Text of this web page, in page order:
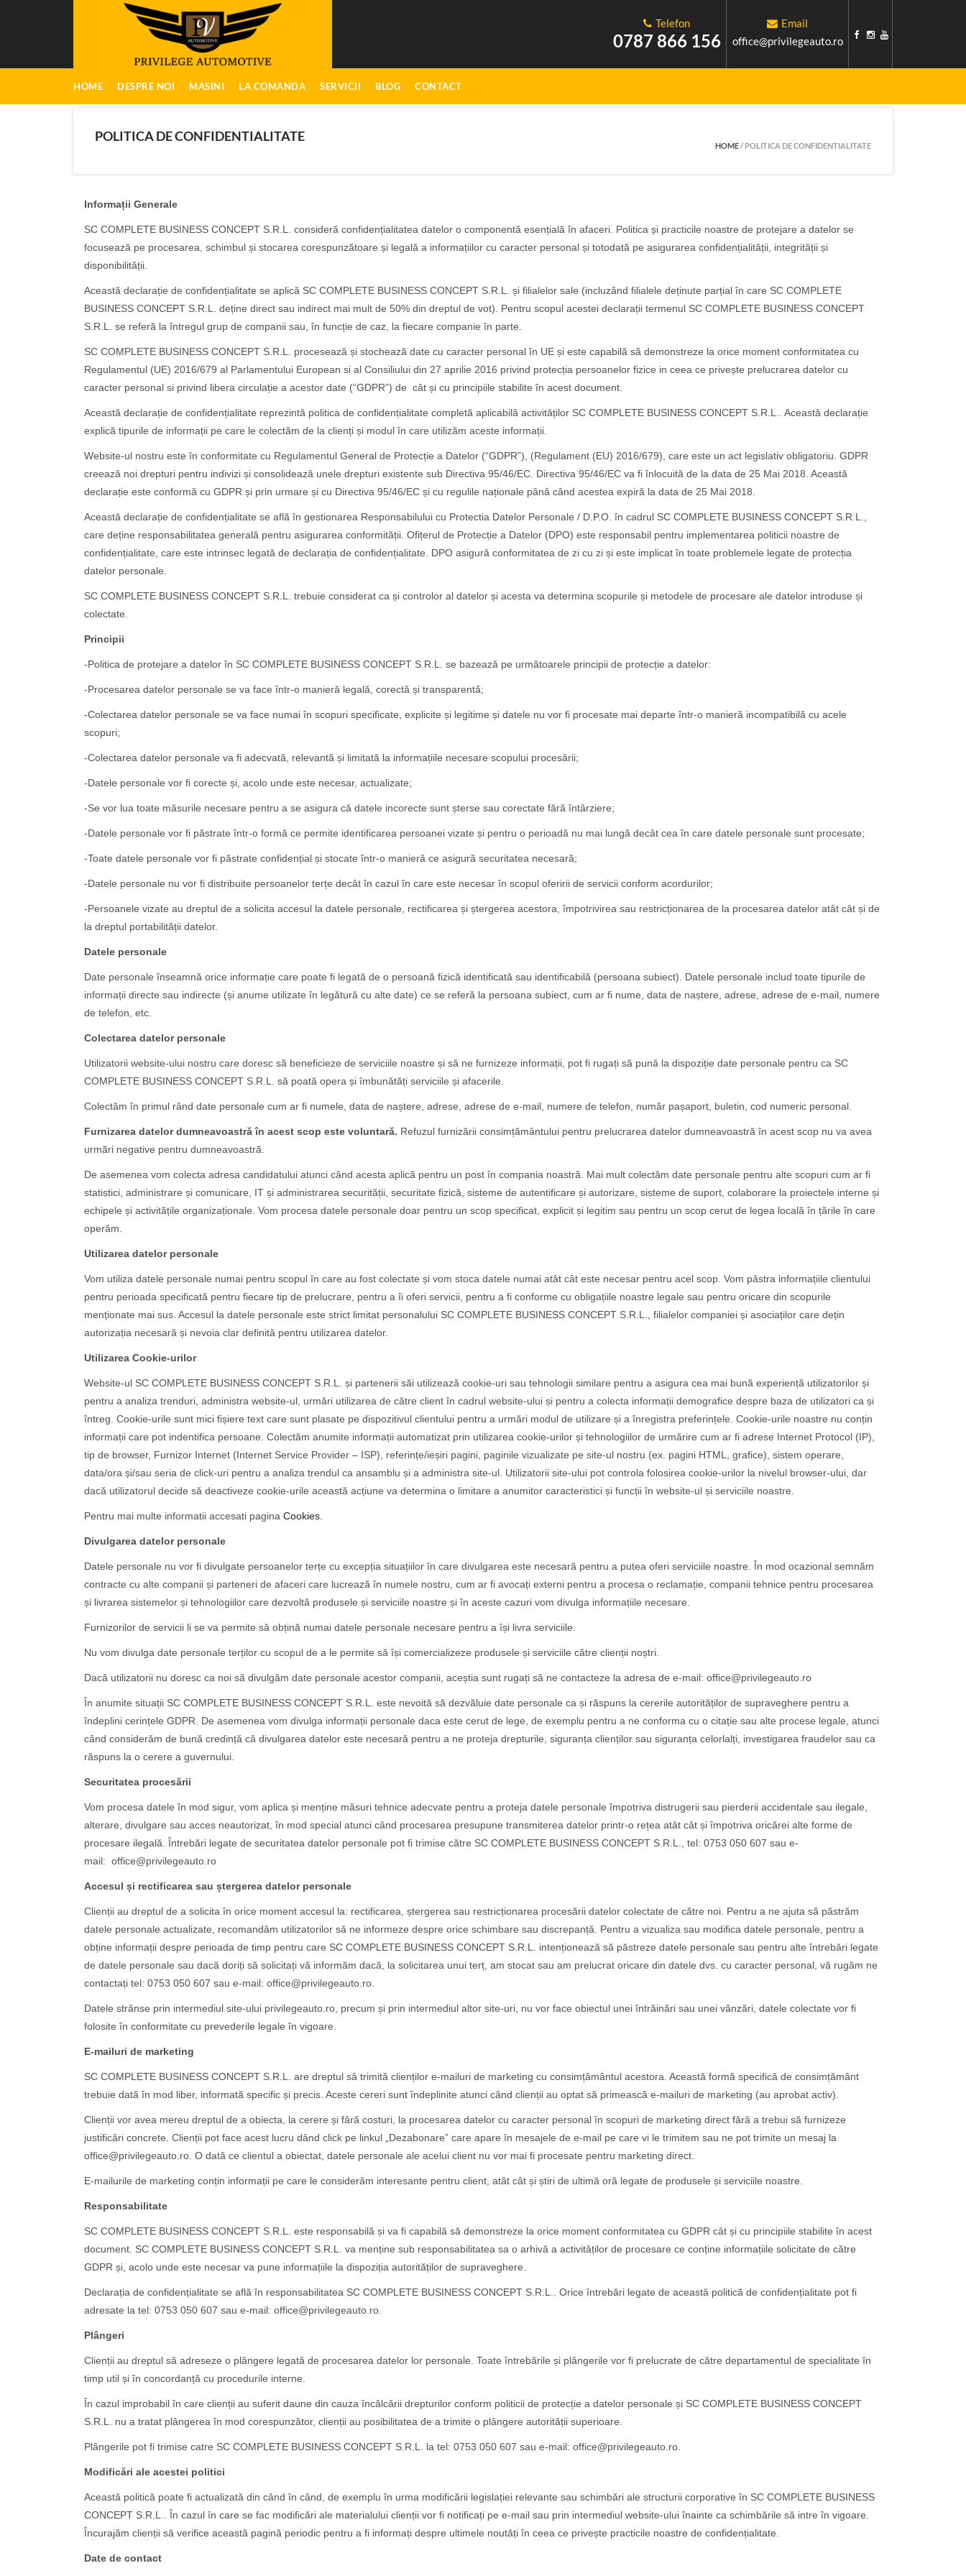
Email
office@privilegeauto.ro
Telefon
0787 866 156
HOME DESPRE NOI MASINI LA COMANDA SERVICII BLOG CONTACT
POLITICA DE CONFIDENTIALITATE
HOME/ POLITICA DE CONFIDENTIALITATE
Informații Generale
SC COMPLETE BUSINESS CONCEPT S.R.L. consideră confidențialitatea datelor o componentă esențială în afaceri. Politica și practicile noastre de protejare a datelor se
focusează pe procesarea, schimbul și stocarea corespunzătoare și legală a informațiilor cu caracter personal și totodată pe asigurarea confidențialității, integrității și
disponibilității.
Această declarație de confidențialitate se aplică SC COMPLETE BUSINESS CONCEPT S.R.L. și filialelor sale (incluzând filialele deținute parțial în care SC COMPLETE
BUSINESS CONCEPT S.R.L. deține direct sau indirect mai mult de 50% din dreptul de vot). Pentru scopul acestei declarații termenul SC COMPLETE BUSINESS CONCEPT
S.R.L. se referă la întregul grup de companii sau, în funcție de caz, la fiecare companie în parte.
SC COMPLETE BUSINESS CONCEPT S.R.L. procesează și stochează date cu caracter personal în UE și este capabilă să demonstreze la orice moment conformitatea cu
Regulamentul (UE) 2016/679 al Parlamentului European si al Consiliului din 27 aprilie 2016 privind protecția persoanelor fizice in ceea ce privește prelucrarea datelor cu
caracter personal si privind libera circulație a acestor date (“GDPR”) de cât și cu principiile stabilite în acest document.
Această declarație de confidențialitate reprezintă politica de confidențialitate completă aplicabilă activităților SC COMPLETE BUSINESS CONCEPT S.R.L.. Această declarație
explică tipurile de informații pe care le colectăm de la clienți și modul în care utilizăm aceste informații.
Website-ul nostru este în conformitate cu Regulamentul General de Protecție a Datelor (“GDPR”), (Regulament (EU) 2016/679), care este un act legislativ obligatoriu. GDPR
creează noi drepturi pentru indivizi și consolidează unele drepturi existente sub Directiva 95/46/EC. Directiva 95/46/EC va fi înlocuită de la data de 25 Mai 2018. Această
declarație este conformă cu GDPR și prin urmare și cu Directiva 95/46/EC și cu regulile naționale până când acestea expiră la data de 25 Mai 2018.
Această declarație de confidențialitate se află în gestionarea Responsabilului cu Protectia Datelor Personale / D.P.O. în cadrul SC COMPLETE BUSINESS CONCEPT S.R.L.,
care deține responsabilitatea generală pentru asigurarea conformității. Ofițerul de Protecție a Datelor (DPO) este responsabil pentru implementarea politicii noastre de
confidențialitate, care este intrinsec legată de declarația de confidențialitate. DPO asigură conformitatea de zi cu zi și este implicat în toate problemele legate de protecția
datelor personale.
SC COMPLETE BUSINESS CONCEPT S.R.L. trebuie considerat ca și controlor al datelor și acesta va determina scopurile și metodele de procesare ale datelor introduse și
colectate.
Principii
-Politica de protejare a datelor în SC COMPLETE BUSINESS CONCEPT S.R.L. se bazează pe următoarele principii de protecție a datelor:
-Procesarea datelor personale se va face într-o manieră legală, corectă și transparentă;
-Colectarea datelor personale se va face numai în scopuri specificate, explicite și legitime și datele nu vor fi procesate mai departe într-o manieră incompatibilă cu acele
scopuri;
-Colectarea datelor personale va fi adecvată, relevantă și limitată la informațiile necesare scopului procesării;
-Datele personale vor fi corecte și, acolo unde este necesar, actualizate;
-Se vor lua toate măsurile necesare pentru a se asigura că datele incorecte sunt șterse sau corectate fără întârziere;
-Datele personale vor fi păstrate într-o formă ce permite identificarea persoanei vizate și pentru o perioadă nu mai lungă decât cea în care datele personale sunt procesate;
-Toate datele personale vor fi păstrate confidențial și stocate într-o manieră ce asigură securitatea necesară;
-Datele personale nu vor fi distribuite persoanelor terțe decât în cazul în care este necesar în scopul oferirii de servicii conform acordurilor;
-Persoanele vizate au dreptul de a solicita accesul la datele personale, rectificarea și ștergerea acestora, împotrivirea sau restricționarea de la procesarea datelor atât cât și de
la dreptul portabilității datelor.
Datele personale
Date personale înseamnă orice informație care poate fi legată de o persoană fizică identificată sau identificabilă (persoana subiect). Datele personale includ toate tipurile de
informații directe sau indirecte (și anume utilizate în legătură cu alte date) ce se referă la persoana subiect, cum ar fi nume, data de naștere, adrese, adrese de e-mail, numere
de telefon, etc.
Colectarea datelor personale
Utilizatorii website-ului nostru care doresc să beneficieze de serviciile noastre și să ne furnizeze informații, pot fi rugați să pună la dispoziție date personale pentru ca SC
COMPLETE BUSINESS CONCEPT S.R.L. să poată opera și îmbunătăți serviciile și afacerile.
Colectăm în primul rând date personale cum ar fi numele, data de naștere, adrese, adrese de e-mail, numere de telefon, număr pașaport, buletin, cod numeric personal.
Furnizarea datelor dumneavoastră în acest scop este voluntară. Refuzul furnizării consimțământului pentru prelucrarea datelor dumneavoastră în acest scop nu va avea
urmări negative pentru dumneavoastră.
De asemenea vom colecta adresa candidatului atunci când acesta aplică pentru un post în compania noastră. Mai mult colectăm date personale pentru alte scopuri cum ar fi
statistici, administrare și comunicare, IT și administrarea securității, securitate fizică, sisteme de autentificare și autorizare, sisteme de suport, colaborare la proiectele interne și
echipele și activitățile organizaționale. Vom procesa datele personale doar pentru un scop specificat, explicit și legitim sau pentru un scop cerut de legea locală în țările în care
operăm.
Utilizarea datelor personale
Vom utiliza datele personale numai pentru scopul în care au fost colectate și vom stoca datele numai atât cât este necesar pentru acel scop. Vom păstra informațiile clientului
pentru perioada specificată pentru fiecare tip de prelucrare, pentru a îi oferi servicii, pentru a fi conforme cu obligațiile noastre legale sau pentru oricare din scopurile
menționate mai sus. Accesul la datele personale este strict limitat personalului SC COMPLETE BUSINESS CONCEPT S.R.L., filialelor companiei și asociaților care dețin
autorizația necesară și nevoia clar definită pentru utilizarea datelor.
Utilizarea Cookie-urilor
Website-ul SC COMPLETE BUSINESS CONCEPT S.R.L. și partenerii săi utilizează cookie-uri sau tehnologii similare pentru a asigura cea mai bună experiență utilizatorilor și
pentru a analiza trenduri, administra website-ul, urmări utilizarea de către client în cadrul website-ului și pentru a colecta informații demografice despre baza de utilizatori ca și
întreg. Cookie-urile sunt mici fișiere text care sunt plasate pe dispozitivul clientului pentru a urmări modul de utilizare și a înregistra preferințele. Cookie-urile noastre nu conțin
informații care pot indentifica persoane. Colectăm anumite informații automatizat prin utilizarea cookie-urilor și tehnologiilor de urmărire cum ar fi adrese Internet Protocol (IP),
tip de browser, Furnizor Internet (Internet Service Provider – ISP), referințe/ieșiri pagini, paginile vizualizate pe site-ul nostru (ex. pagini HTML, grafice), sistem operare,
data/ora și/sau seria de click-uri pentru a analiza trendul ca ansamblu și a administra site-ul. Utilizatorii site-ului pot controla folosirea cookie-urilor la nivelul browser-ului, dar
dacă utilizatorul decide să deactiveze cookie-urile această acțiune va determina o limitare a anumitor caracteristici și funcții în website-ul și serviciile noastre.
Pentru mai multe informatii accesati pagina Cookies.
Divulgarea datelor personale
Datele personale nu vor fi divulgate persoanelor terțe cu excepția situațiilor în care divulgarea este necesară pentru a putea oferi serviciile noastre. În mod ocazional semnăm
contracte cu alte companii și parteneri de afaceri care lucrează în numele nostru, cum ar fi avocați externi pentru a procesa o reclamație, companii tehnice pentru procesarea
și livrarea sistemelor și tehnologiilor care dezvoltă produsele și serviciile noastre și în aceste cazuri vom divulga informațiile necesare.
Furnizorilor de servicii li se va permite să obțină numai datele personale necesare pentru a își livra serviciile.
Nu vom divulga date personale terților cu scopul de a le permite să își comercializeze produsele și serviciile către clienții noștri.
Dacă utilizatorii nu doresc ca noi să divulgăm date personale acestor companii, aceștia sunt rugați să ne contacteze la adresa de e-mail: office@privilegeauto.ro
În anumite situații SC COMPLETE BUSINESS CONCEPT S.R.L. este nevoită să dezvăluie date personale ca și răspuns la cererile autorităților de supraveghere pentru a
îndeplini cerințele GDPR. De asemenea vom divulga informații personale daca este cerut de lege, de exemplu pentru a ne conforma cu o citație sau alte procese legale, atunci
când considerăm de bună credință că divulgarea datelor este necesară pentru a ne proteja drepturile, siguranța clienților sau siguranța celorlalți, investigarea fraudelor sau ca
răspuns la o cerere a guvernului.
Securitatea procesării
Vom procesa datele în mod sigur, vom aplica și menține măsuri tehnice adecvate pentru a proteja datele personale împotriva distrugerii sau pierderii accidentale sau ilegale,
alterare, divulgare sau acces neautorizat, în mod special atunci când procesarea presupune transmiterea datelor printr-o rețea atât cât și împotriva oricărei alte forme de
procesare ilegală. Întrebări legate de securitatea datelor personale pot fi trimise către SC COMPLETE BUSINESS CONCEPT S.R.L., tel: 0753 050 607 sau e-
mail: office@privilegeauto.ro
Accesul și rectificarea sau ștergerea datelor personale
Clienții au dreptul de a solicita în orice moment accesul la: rectificarea, ștergerea sau restricționarea procesării datelor colectate de către noi. Pentru a ne ajuta să păstrăm
datele personale actualizate, recomandăm utilizatorilor să ne informeze despre orice schimbare sau discrepanță. Pentru a vizualiza sau modifica datele personale, pentru a
obține informații despre perioada de timp pentru care SC COMPLETE BUSINESS CONCEPT S.R.L. intenționează să păstreze datele personale sau pentru alte întrebări legate
de datele personale sau dacă doriți să solicitați vă informăm dacă, la solicitarea unui terț, am stocat sau am prelucrat oricare din datele dvs. cu caracter personal, vă rugăm ne
contactați tel: 0753 050 607 sau e-mail: office@privilegeauto.ro.
Datele strânse prin intermediul site-ului privilegeauto.ro, precum și prin intermediul altor site-uri, nu vor face obiectul unei întrăinări sau unei vânzări, datele colectate vor fi
folosite în conformitate cu prevederile legale în vigoare.
E-mailuri de marketing
SC COMPLETE BUSINESS CONCEPT S.R.L. are dreptul să trimită clienților e-mailuri de marketing cu consimțământul acestora. Această formă specifică de consimțământ
trebuie dată în mod liber, informată specific și precis. Aceste cereri sunt îndeplinite atunci când clienții au optat să primească e-mailuri de marketing (au aprobat activ).
Clienții vor avea mereu dreptul de a obiecta, la cerere și fără costuri, la procesarea datelor cu caracter personal în scopuri de marketing direct fără a trebui să furnizeze
justificări concrete. Clienții pot face acest lucru dând click pe linkul „Dezabonare” care apare în mesajele de e-mail pe care vi le trimitem sau ne pot trimite un mesaj la
office@privilegeauto.ro. O dată ce clientul a obiectat, datele personale ale acelui client nu vor mai fi procesate pentru marketing direct.
E-mailurile de marketing conțin informații pe care le considerăm interesante pentru client, atât cât și știri de ultimă oră legate de produsele și serviciile noastre.
Responsabilitate
SC COMPLETE BUSINESS CONCEPT S.R.L. este responsabilă și va fi capabilă să demonstreze la orice moment conformitatea cu GDPR cât și cu principiile stabilite în acest
document. SC COMPLETE BUSINESS CONCEPT S.R.L. va menține sub responsabilitatea sa o arhivă a activităților de procesare ce conține informațiile solicitate de către
GDPR și, acolo unde este necesar va pune informațiile la dispoziția autorităților de supraveghere.
Declarația de confidențialitate se află în responsabilitatea SC COMPLETE BUSINESS CONCEPT S.R.L.. Orice întrebări legate de această politică de confidențialitate pot fi
adresate la tel: 0753 050 607 sau e-mail: office@privilegeauto.ro.
Plângeri
Clienții au dreptul să adreseze o plângere legată de procesarea datelor lor personale. Toate întrebările și plângerile vor fi prelucrate de către departamentul de specialitate în
timp util și în concordanță cu procedurile interne.
În cazul improbabil în care clienții au suferit daune din cauza încălcării drepturilor conform politicii de protecție a datelor personale și SC COMPLETE BUSINESS CONCEPT
S.R.L. nu a tratat plângerea în mod corespunzător, clienții au posibilitatea de a trimite o plângere autorității superioare.
Plângerile pot fi trimise catre SC COMPLETE BUSINESS CONCEPT S.R.L. la tel: 0753 050 607 sau e-mail: office@privilegeauto.ro.
Modificări ale acestei politici
Această politică poate fi actualizată din când în când, de exemplu în urma modificării legislației relevante sau schimbări ale structurii corporative în SC COMPLETE BUSINESS
CONCEPT S.R.L.. În cazul în care se fac modificări ale materialului clienții vor fi notificați pe e-mail sau prin intermediul website-ului înainte ca schimbările să intre în vigoare.
Încurajăm clienții să verifice această pagină periodic pentru a fi informați despre ultimele noutăți în ceea ce privește practicile noastre de confidențialitate.
Date de contact